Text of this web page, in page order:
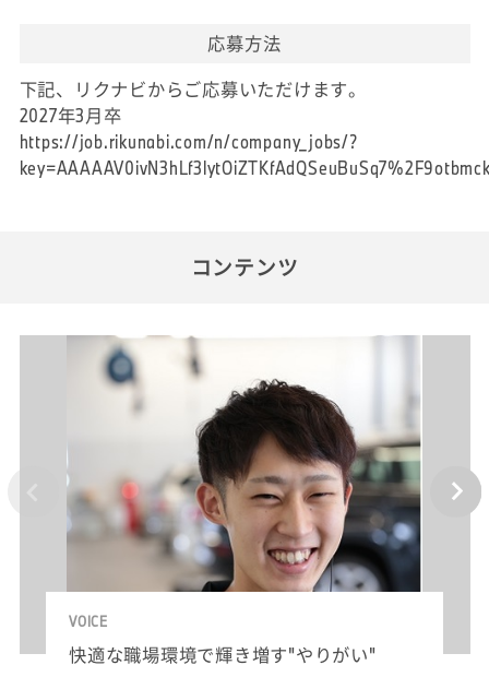
応募方法
下記、リクナビからご応募いただけます。
2027年3月卒
https://job.rikunabi.com/n/company_jobs/?
コンテンツ
VOICE
快適な職場環境で輝き増す"やりがい"